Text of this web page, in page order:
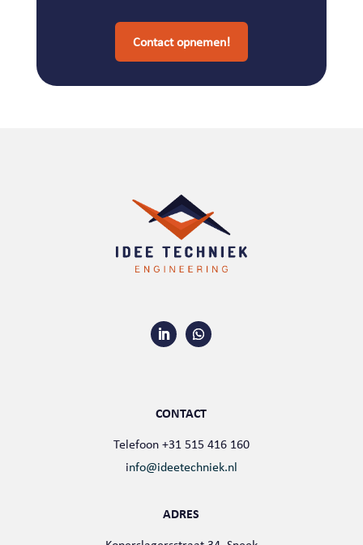
Contact opnemen!
CONTACT
Telefoon +31 515 416 160
info@ideetechniek.nl
ADRES